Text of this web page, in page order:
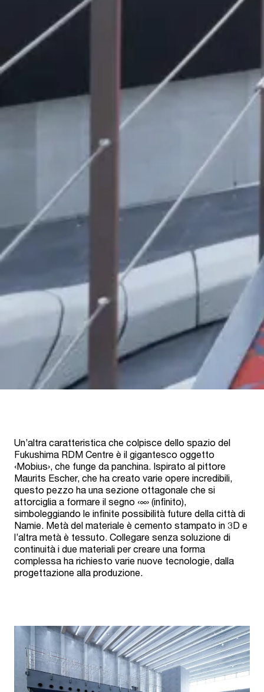
Un’altra caratteristica che colpisce dello spazio del
Fukushima RDM Centre è il gigantesco oggetto
‹Mobius›, che funge da panchina. Ispirato al pittore
Maurits Escher, che ha creato varie opere incredibili,
questo pezzo ha una sezione ottagonale che si
attorciglia a formare il segno ‹∞› (infinito),
simboleggiando le infinite possibilità future della città di
Namie. Metà del materiale è cemento stampato in 3D e
l’altra metà è tessuto. Collegare senza soluzione di
continuità i due materiali per creare una forma
complessa ha richiesto varie nuove tecnologie, dalla
progettazione alla produzione.